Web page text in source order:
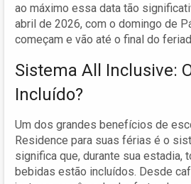
ao máximo essa data tão
abril de 2026, com o domingo de
começam e vão até o final do
Sistema All Inclusive:
Incluído?
Um dos grandes benefícios de
Residence para suas férias é o
significa que, durante sua estadia,
bebidas estão incluídos. Desde